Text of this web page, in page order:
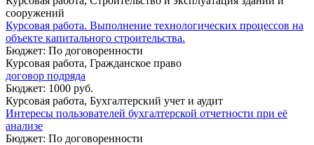
сооружений
Курсовая работа. Выполнение технологических процессов на
объекте капитального строительства.
Бюджет: По договоренности
Курсовая работа, Гражданское право
договор подряда
Бюджет: 1000 руб.
Курсовая работа, Бухгалтерский учет и аудит
Интересы пользователей бухгалтерской отчетности при её
анализе
Бюджет: По договоренности